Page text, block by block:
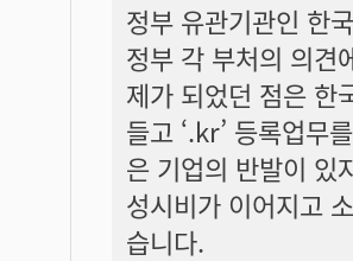
정부 유관기관인 한
정부 각 부처의 의견
제가 되었던 점은 한
들고 ‘.kr’ 등록업무
은 기업의 반발이 있
성시비가 이어지고
습니다.